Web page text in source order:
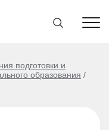
подготовки и
образования